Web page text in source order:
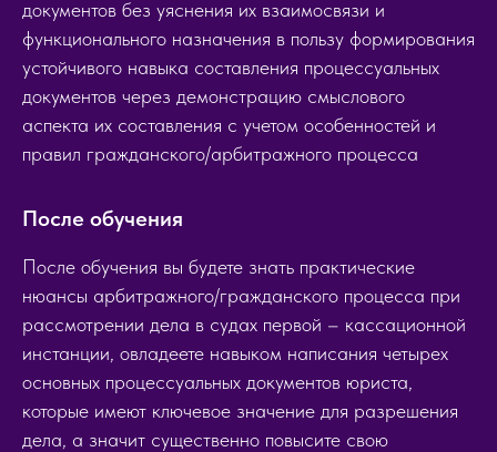
документов без уяснения их взаимосвязи и
функционального назначения в пользу формирования
устойчивого навыка составления процессуальных
документов через демонстрацию смыслового
аспекта их составления с учетом особенностей и
правил гражданского/арбитражного процесса
После обучения
После обучения вы будете знать практические
нюансы арбитражного/гражданского процесса при
рассмотрении дела в судах первой – кассационной
инстанции, овладеете навыком написания четырех
основных процессуальных документов юриста,
которые имеют ключевое значение для разрешения
дела, а значит существенно повысите свою